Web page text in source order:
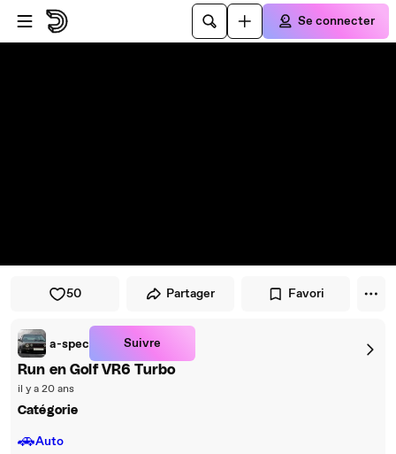
Passer au player
Passer au contenu principal
Se connecter
50 Partager Favori
a-spec Suivre
Run en Golf VR6 Turbo
il y a 20 ans
Catégorie
🚗Auto